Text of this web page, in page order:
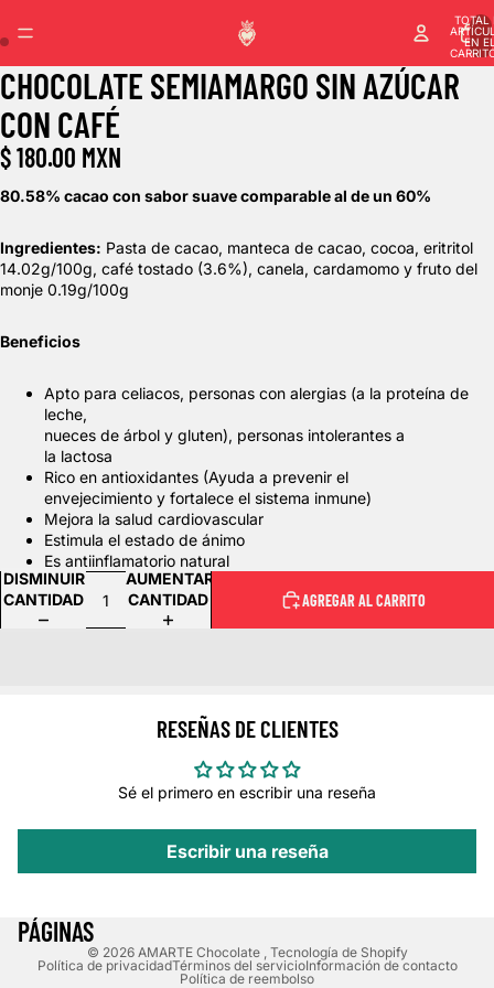
TOTAL
EN
CHOCOLATE SEMIAMARGO SIN AZÚCAR
CON CAFÉ
$ 180.00 MXN
80.58% cacao con sabor suave comparable al de un 60%
Ingredientes: Pasta de cacao, manteca de cacao, cocoa, eritritol
14.02g/100g, café tostado (3.6%), canela, cardamomo y fruto del
monje 0.19g/100g
Beneficios
Apto para celiacos, personas con alergias (a la proteína de
leche,
nueces de árbol y gluten), personas intolerantes a
la lactosa
Rico en antioxidantes (Ayuda a prevenir el
envejecimiento y fortalece el sistema inmune)
Mejora la salud cardiovascular
Estimula el estado de ánimo
Es antiinflamatorio natural
DISMINUIR
CANTIDAD
AUMENTAR
CANTIDAD
AGREGAR AL CARRITO
RESEÑAS DE CLIENTES
Sé el primero en escribir una reseña
Escribir una reseña
PÁGINAS
© 2026 AMARTE Chocolate , Tecnología de Shopify
Política de privacidadTérminos del servicioInformación de contacto
Política de reembolso